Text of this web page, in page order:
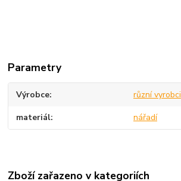
Parametry
Výrobce různí vyrobci
materiál nářadí
Zboží zařazeno v kategoriích